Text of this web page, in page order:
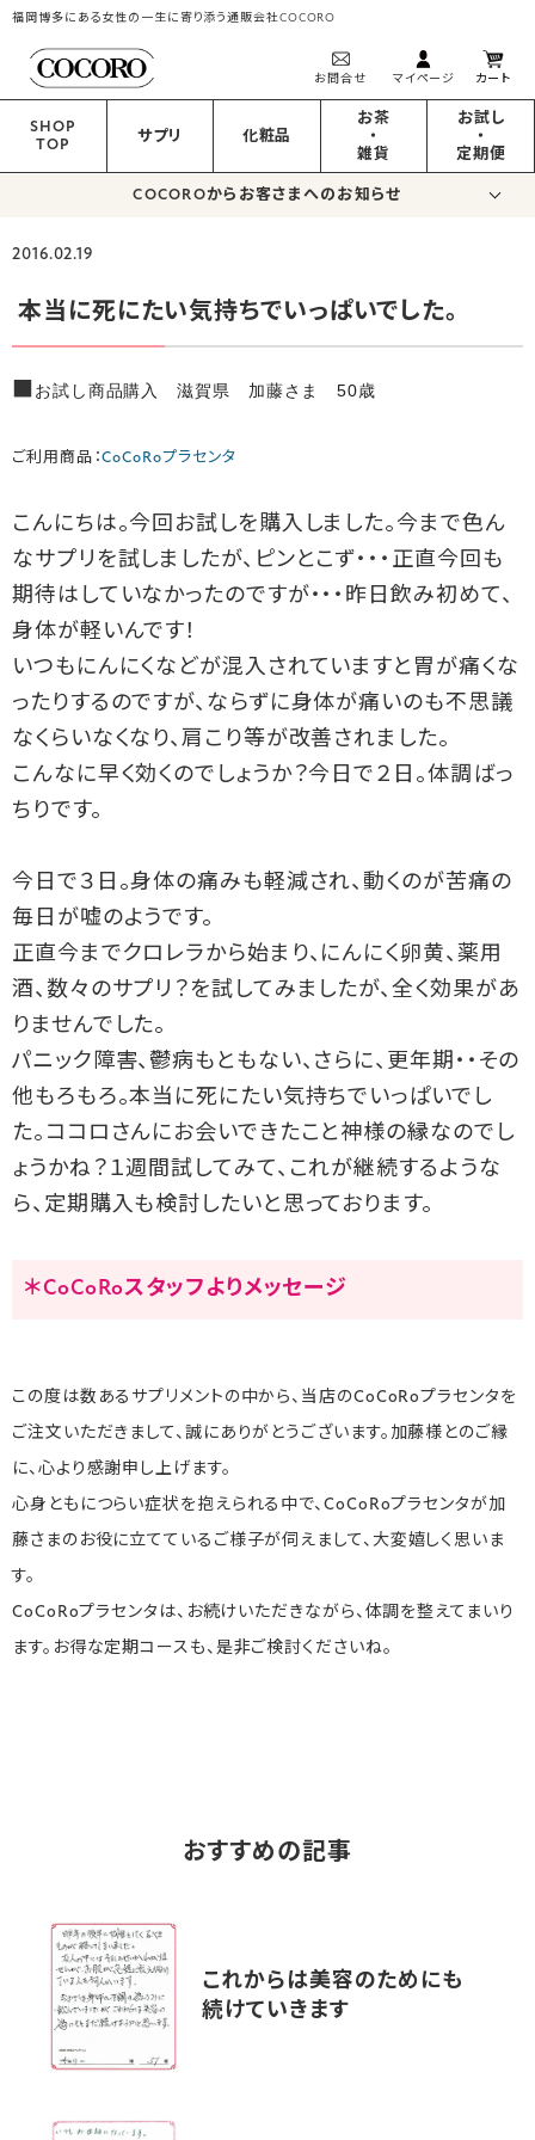
福岡博多にある女性の一生に寄り添う通販会社COCORO
お問合せ マイページ カート
SHOP
TOP
サプリ 化粧品
お茶
・
雑貨
お試し
・
定期便
COCOROからお客さまへのお知らせ
2016.02.19
本当に死にたい気持ちでいっぱいでした。
■お試し商品購入 滋賀県 加藤さま 50歳
ご利用商品：CoCoRoプラセンタ
こんにちは。今回お試しを購入しました。今まで色ん
なサプリを試しましたが、ピンとこず・・・正直今回も
期待はしていなかったのですが・・・昨日飲み初めて、
身体が軽いんです！
いつもにんにくなどが混入されていますと胃が痛くな
ったりするのですが、ならずに身体が痛いのも不思議
なくらいなくなり、肩こり等が改善されました。
こんなに早く効くのでしょうか？今日で２日。体調ばっ
ちりです。
今日で３日。身体の痛みも軽減され、動くのが苦痛の
毎日が嘘のようです。
正直今までクロレラから始まり、にんにく卵黄、薬用
酒、数々のサプリ？を試してみましたが、全く効果があ
りませんでした。
パニック障害、鬱病もともない、さらに、更年期・・その
他もろもろ。本当に死にたい気持ちでいっぱいでし
た。ココロさんにお会いできたこと神様の縁なのでし
ょうかね？１週間試してみて、これが継続するような
ら、定期購入も検討したいと思っております。
＊CoCoRoスタッフよりメッセージ
この度は数あるサプリメントの中から、当店のCoCoRoプラセンタを
ご注文いただきまして、誠にありがとうございます。加藤様とのご縁
に、心より感謝申し上げます。
心身ともにつらい症状を抱えられる中で、CoCoRoプラセンタが加
藤さまのお役に立てているご様子が伺えまして、大変嬉しく思いま
す。
CoCoRoプラセンタは、お続けいただきながら、体調を整えてまいり
ます。お得な定期コースも、是非ご検討くださいね。
おすすめの記事
これからは美容のためにも
続けていきます